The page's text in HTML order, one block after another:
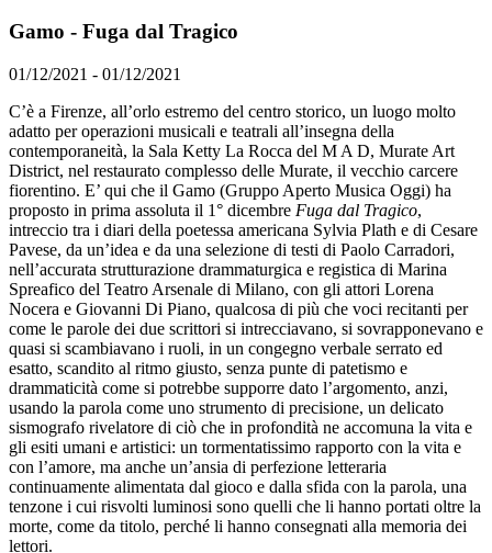
Gamo - Fuga dal Tragico
01/12/2021 - 01/12/2021
C’è a Firenze, all’orlo estremo del centro storico, un luogo molto
adatto per operazioni musicali e teatrali all’insegna della
contemporaneità, la Sala Ketty La Rocca del M A D, Murate Art
District, nel restaurato complesso delle Murate, il vecchio carcere
fiorentino. E’ qui che il Gamo (Gruppo Aperto Musica Oggi) ha
proposto in prima assoluta il 1° dicembre Fuga dal Tragico,
intreccio tra i diari della poetessa americana Sylvia Plath e di Cesare
Pavese, da un’idea e da una selezione di testi di Paolo Carradori,
nell’accurata strutturazione drammaturgica e registica di Marina
Spreafico del Teatro Arsenale di Milano, con gli attori Lorena
Nocera e Giovanni Di Piano, qualcosa di più che voci recitanti per
come le parole dei due scrittori si intrecciavano, si sovrapponevano e
quasi si scambiavano i ruoli, in un congegno verbale serrato ed
esatto, scandito al ritmo giusto, senza punte di patetismo e
drammaticità come si potrebbe supporre dato l’argomento, anzi,
usando la parola come uno strumento di precisione, un delicato
sismografo rivelatore di ciò che in profondità ne accomuna la vita e
gli esiti umani e artistici: un tormentatissimo rapporto con la vita e
con l’amore, ma anche un’ansia di perfezione letteraria
continuamente alimentata dal gioco e dalla sfida con la parola, una
tenzone i cui risvolti luminosi sono quelli che li hanno portati oltre la
morte, come da titolo, perché li hanno consegnati alla memoria dei
lettori.